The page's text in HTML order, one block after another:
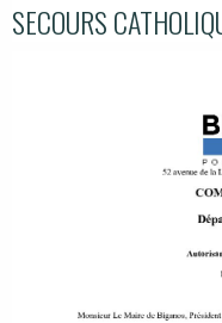
SECOURS